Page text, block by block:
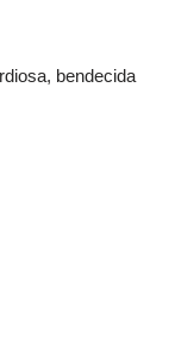
bendecida